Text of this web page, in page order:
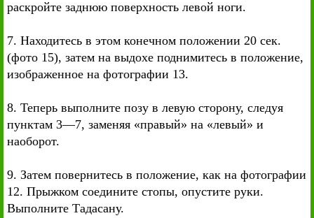
раскройте заднюю поверхность левой ноги.
7. Находитесь в этом конечном положении 20 сек.
(фото 15), затем на выдохе поднимитесь в положение,
изображенное на фотографии 13.
8. Теперь выполните позу в левую сторону, следуя
пунктам 3—7, заменяя «правый» на «левый» и
наоборот.
9. Затем повернитесь в положение, как на фотографии
12. Прыжком соедините стопы, опустите руки.
Выполните Тадасану.